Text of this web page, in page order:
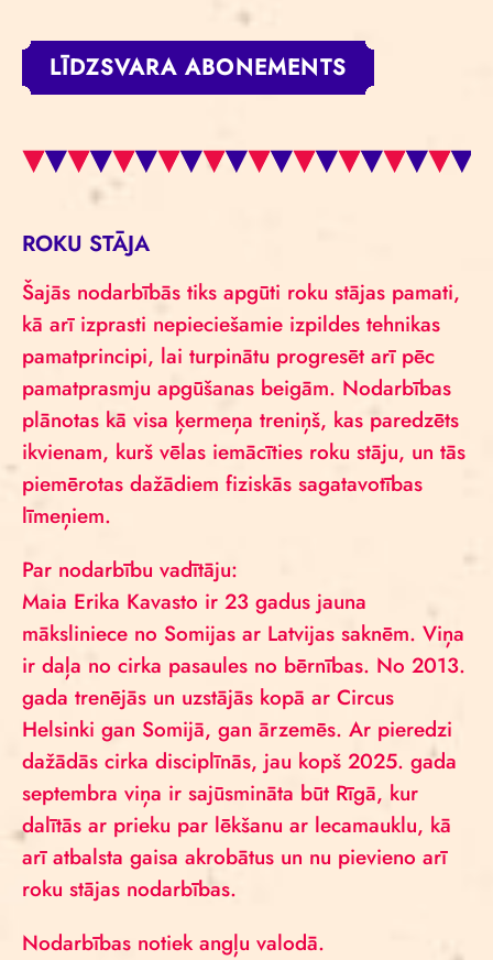
LĪDZSVARA ABONEMENTS
ROKU STĀJA
Šajās nodarbībās tiks apgūti roku stājas pamati,
kā arī izprasti nepieciešamie izpildes tehnikas
pamatprincipi, lai turpinātu progresēt arī pēc
pamatprasmju apgūšanas beigām. Nodarbības
plānotas kā visa ķermeņa treniņš, kas paredzēts
ikvienam, kurš vēlas iemācīties roku stāju, un tās
piemērotas dažādiem fiziskās sagatavotības
līmeņiem.
Par nodarbību vadītāju:
Maia Erika Kavasto ir 23 gadus jauna
māksliniece no Somijas ar Latvijas saknēm. Viņa
ir daļa no cirka pasaules no bērnības. No 2013.
gada trenējās un uzstājās kopā ar Circus
Helsinki gan Somijā, gan ārzemēs. Ar pieredzi
dažādās cirka disciplīnās, jau kopš 2025. gada
septembra viņa ir sajūsmināta būt Rīgā, kur
dalītās ar prieku par lēkšanu ar lecamauklu, kā
arī atbalsta gaisa akrobātus un nu pievieno arī
roku stājas nodarbības.
Nodarbības notiek angļu valodā.